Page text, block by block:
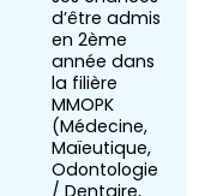
d’être admis
en 2ème
année dans
la filière
MMOPK
(Médecine,
Maïeutique,
Odontologie
/ Dentaire,